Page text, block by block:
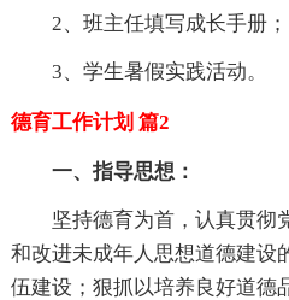
2、班主任填写成长手册；
3、学生暑假实践活动。
德育工作计划 篇2
一、指导思想：
坚持德育为首，认真贯彻
和改进未成年人思想道德建设
伍建设；狠抓以培养良好道德